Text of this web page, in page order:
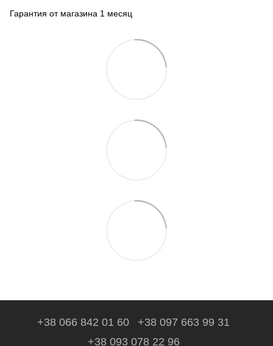
Гарантия от магазина 1 месяц
+38 066 842 01 60
+38 097 663 99 31
+38 093 078 22 96